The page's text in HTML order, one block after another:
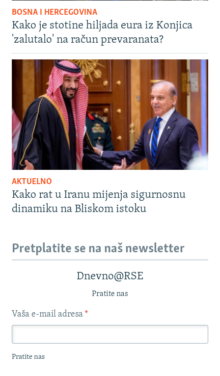
BOSNA I HERCEGOVINA
Kako je stotine hiljada eura iz Konjica
'zalutalo' na račun prevaranata?
AKTUELNO
Kako rat u Iranu mijenja sigurnosnu
dinamiku na Bliskom istoku
Pretplatite se na naš newsletter
Dnevno@RSE
Pratite nas
Vaša e-mail adresa *
Pratite nas